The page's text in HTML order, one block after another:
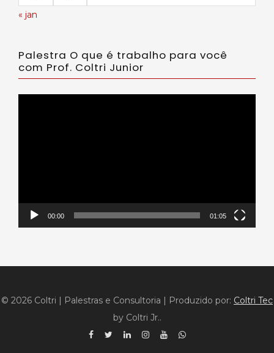
« jan
Palestra O que é trabalho para você
com Prof. Coltri Junior
00:00 01:05
© 2026 Coltri | Palestras e Consultoria Produzido por: Coltri Tec
by Coltri Jr..
Facebook
TwitterLinkedinInstagram
YouTubeWhatsApp